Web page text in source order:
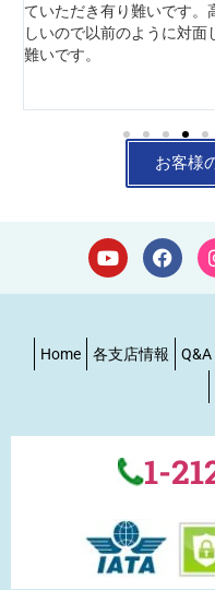
お客様
ていただき有り難いです。
しいので以前のように対面
難いです。
Home 各支店情報 Q&A
1-